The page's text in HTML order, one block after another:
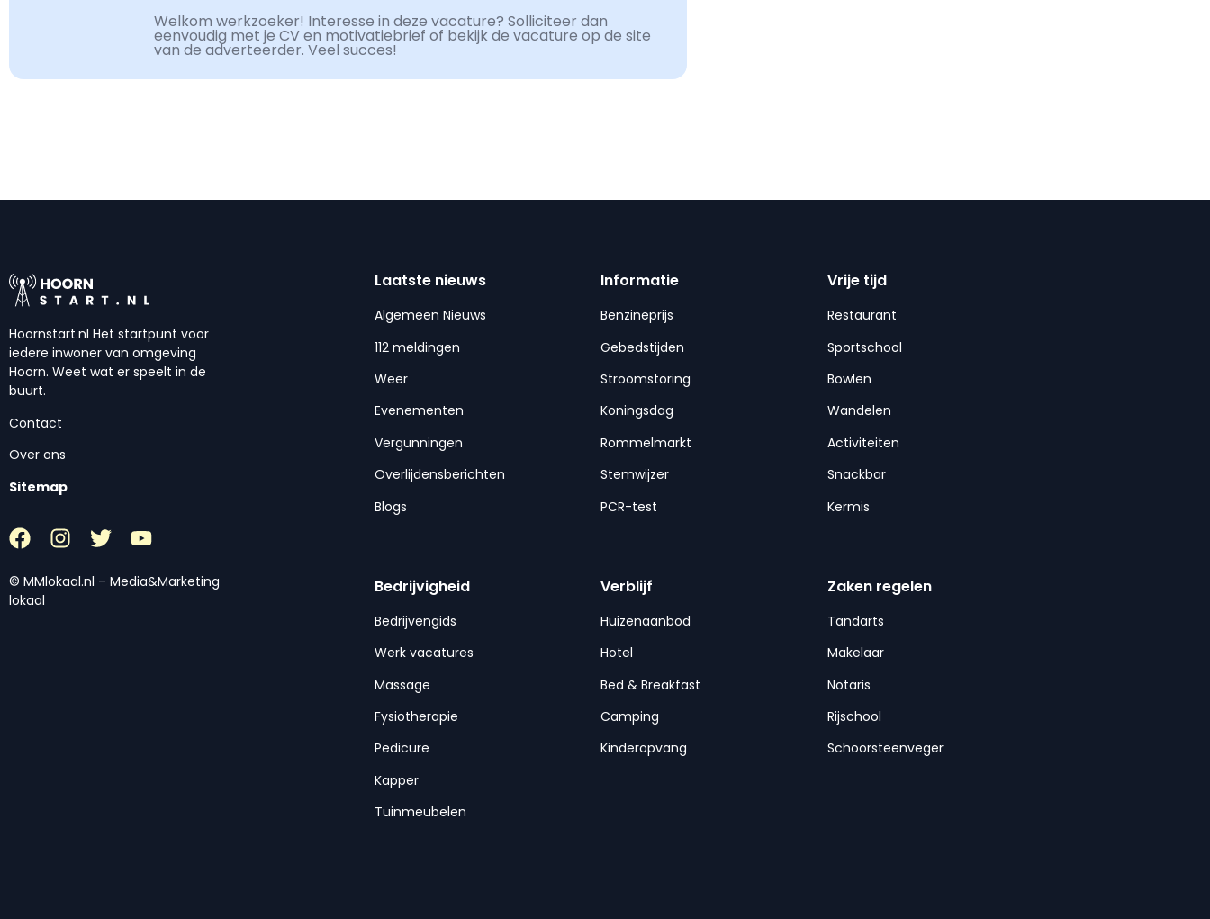
Welkom werkzoeker! Interesse in deze vacature? Solliciteer dan
eenvoudig met je CV en motivatiebrief of bekijk de vacature op de site
van de adverteerder. Veel succes!
Hoornstart.nl Het startpunt voor
iedere inwoner van omgeving
Hoorn. Weet wat er speelt in de
buurt.
Contact
Over ons
Sitemap
© MMlokaal.nl – Media&Marketing
lokaal
Laatste nieuws
Algemeen Nieuws
112 meldingen
Weer
Evenementen
Vergunningen
Overlijdensberichten
Blogs
Informatie
Benzineprijs
Gebedstijden
Stroomstoring
Koningsdag
Rommelmarkt
Stemwijzer
PCR-test
Vrije tijd
Restaurant
Sportschool
Bowlen
Wandelen
Activiteiten
Snackbar
Kermis
Bedrijvigheid
Bedrijvengids
Werk vacatures
Massage
Fysiotherapie
Pedicure
Kapper
Tuinmeubelen
Verblijf
Huizenaanbod
Hotel
Bed & Breakfast
Camping
Kinderopvang
Zaken regelen
Tandarts
Makelaar
Notaris
Rijschool
Schoorsteenveger